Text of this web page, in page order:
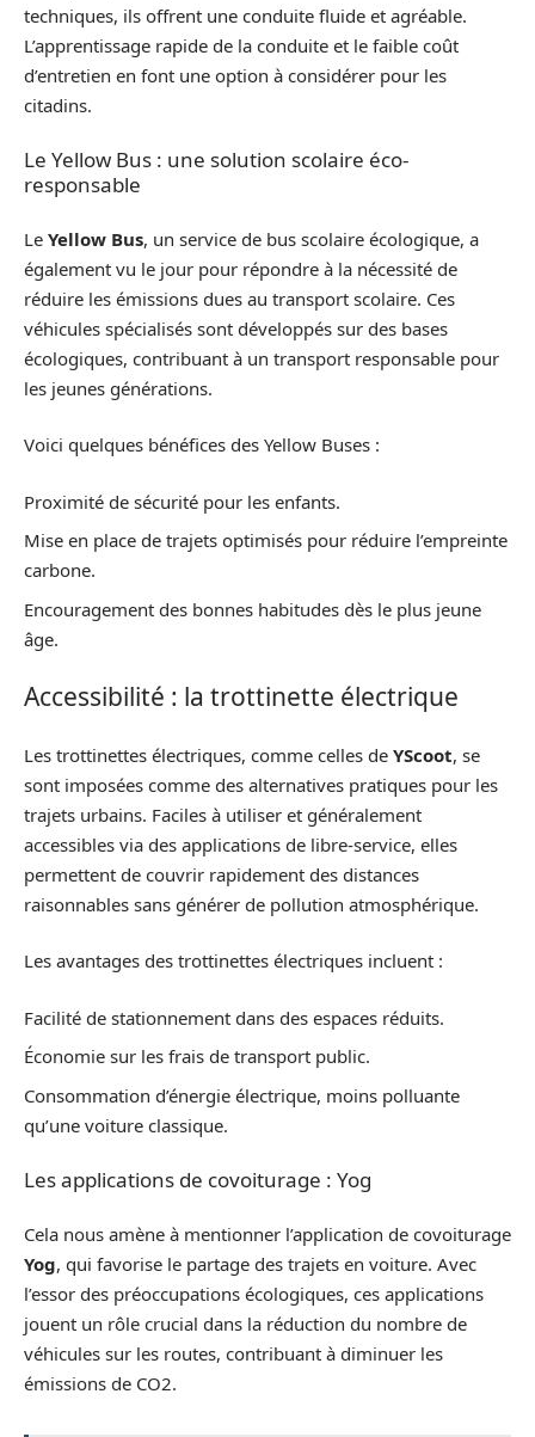
techniques, ils offrent une conduite fluide et agréable.
L’apprentissage rapide de la conduite et le faible coût
d’entretien en font une option à considérer pour les
citadins.
Le Yellow Bus : une solution scolaire éco-
responsable
Le Yellow Bus, un service de bus scolaire écologique, a
également vu le jour pour répondre à la nécessité de
réduire les émissions dues au transport scolaire. Ces
véhicules spécialisés sont développés sur des bases
écologiques, contribuant à un transport responsable pour
les jeunes générations.
Voici quelques bénéfices des Yellow Buses :
Proximité de sécurité pour les enfants.
Mise en place de trajets optimisés pour réduire l’empreinte
carbone.
Encouragement des bonnes habitudes dès le plus jeune
âge.
Accessibilité : la trottinette électrique
Les trottinettes électriques, comme celles de YScoot, se
sont imposées comme des alternatives pratiques pour les
trajets urbains. Faciles à utiliser et généralement
accessibles via des applications de libre-service, elles
permettent de couvrir rapidement des distances
raisonnables sans générer de pollution atmosphérique.
Les avantages des trottinettes électriques incluent :
Facilité de stationnement dans des espaces réduits.
Économie sur les frais de transport public.
Consommation d’énergie électrique, moins polluante
qu’une voiture classique.
Les applications de covoiturage : Yog
Cela nous amène à mentionner l’application de covoiturage
Yog, qui favorise le partage des trajets en voiture. Avec
l’essor des préoccupations écologiques, ces applications
jouent un rôle crucial dans la réduction du nombre de
véhicules sur les routes, contribuant à diminuer les
émissions de CO2.